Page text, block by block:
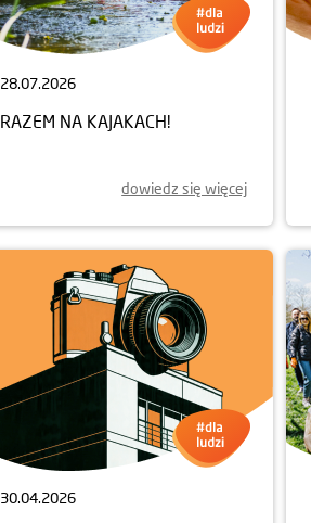
28.07.2026
RAZEM NA KAJAKACH!
dowiedz się więcej
30.04.2026